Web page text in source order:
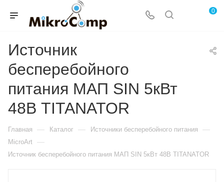
0
Источник
бесперебойного
питания МАП SIN 5кВт
48В TITANATOR
Главная — Каталог — Источники бесперебойного питания —
MicroArt —
Источник бесперебойного питания МАП SIN 5кВт 48В TITANATOR